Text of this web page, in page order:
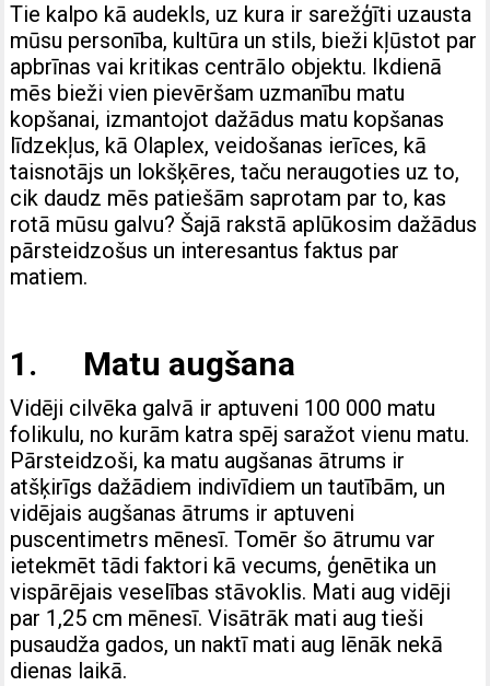
Tie kalpo kā audekls, uz kura ir sarežģīti uzausta
mūsu personība, kultūra un stils, bieži kļūstot par
apbrīnas vai kritikas centrālo objektu. Ikdienā
mēs bieži vien pievēršam uzmanību matu
kopšanai, izmantojot dažādus matu kopšanas
līdzekļus, kā Olaplex, veidošanas ierīces, kā
taisnotājs un lokšķēres, taču neraugoties uz to,
cik daudz mēs patiešām saprotam par to, kas
rotā mūsu galvu? Šajā rakstā aplūkosim dažādus
pārsteidzošus un interesantus faktus par
matiem.
1. Matu augšana
Vidēji cilvēka galvā ir aptuveni 100 000 matu
folikulu, no kurām katra spēj saražot vienu matu.
Pārsteidzoši, ka matu augšanas ātrums ir
atšķirīgs dažādiem indivīdiem un tautībām, un
vidējais augšanas ātrums ir aptuveni
puscentimetrs mēnesī. Tomēr šo ātrumu var
ietekmēt tādi faktori kā vecums, ģenētika un
vispārējais veselības stāvoklis. Mati aug vidēji
par 1,25 cm mēnesī. Visātrāk mati aug tieši
pusaudža gados, un naktī mati aug lēnāk nekā
dienas laikā.